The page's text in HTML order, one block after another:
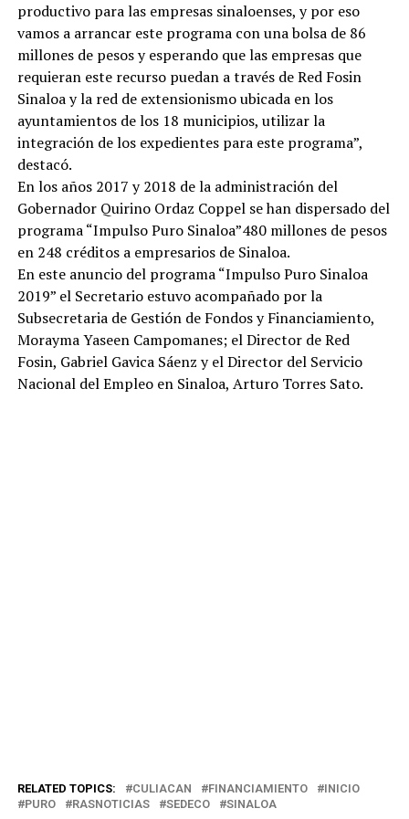
productivo para las empresas sinaloenses, y por eso
vamos a arrancar este programa con una bolsa de 86
millones de pesos y esperando que las empresas que
requieran este recurso puedan a través de Red Fosin
Sinaloa y la red de extensionismo ubicada en los
ayuntamientos de los 18 municipios, utilizar la
integración de los expedientes para este programa”,
destacó.
En los años 2017 y 2018 de la administración del
Gobernador Quirino Ordaz Coppel se han dispersado del
programa “Impulso Puro Sinaloa”480 millones de pesos
en 248 créditos a empresarios de Sinaloa.
En este anuncio del programa “Impulso Puro Sinaloa
2019” el Secretario estuvo acompañado por la
Subsecretaria de Gestión de Fondos y Financiamiento,
Morayma Yaseen Campomanes; el Director de Red
Fosin, Gabriel Gavica Sáenz y el Director del Servicio
Nacional del Empleo en Sinaloa, Arturo Torres Sato.
RELATED TOPICS: CULIACAN FINANCIAMIENTO
INICIO
PURO
RASNOTICIAS SEDECO SINALOA